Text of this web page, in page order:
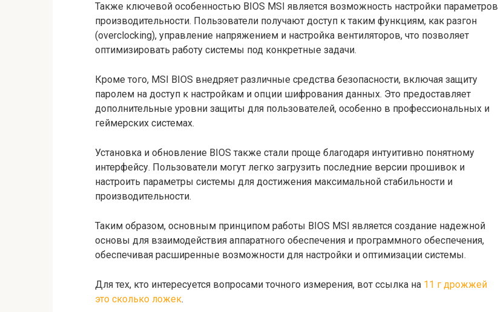
Также ключевой особенностью BIOS MSI является возможность настройки параметров
производительности. Пользователи получают доступ к таким функциям, как разгон
(overclocking), управление напряжением и настройка вентиляторов, что позволяет
оптимизировать работу системы под конкретные задачи.
Кроме того, MSI BIOS внедряет различные средства безопасности, включая защиту
паролем на доступ к настройкам и опции шифрования данных. Это предоставляет
дополнительные уровни защиты для пользователей, особенно в профессиональных и
геймерских системах.
Установка и обновление BIOS также стали проще благодаря интуитивно понятному
интерфейсу. Пользователи могут легко загрузить последние версии прошивок и
настроить параметры системы для достижения максимальной стабильности и
производительности.
Таким образом, основным принципом работы BIOS MSI является создание надежной
основы для взаимодействия аппаратного обеспечения и программного обеспечения,
обеспечивая расширенные возможности для настройки и оптимизации системы.
Для тех, кто интересуется вопросами точного измерения, вот ссылка на 11 г дрожжей
это сколько ложек.